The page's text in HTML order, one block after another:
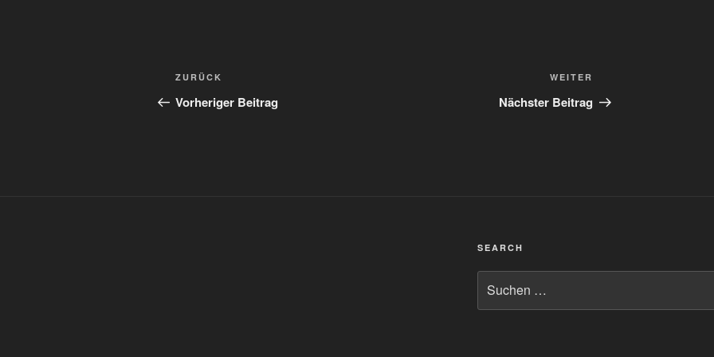
Beitragsnavigation
Vorheriger
Beitrag
ZURÜCK
Vorheriger Beitrag
Beitrag
WEITER
Nächster Beitrag
SEARCH
nach: